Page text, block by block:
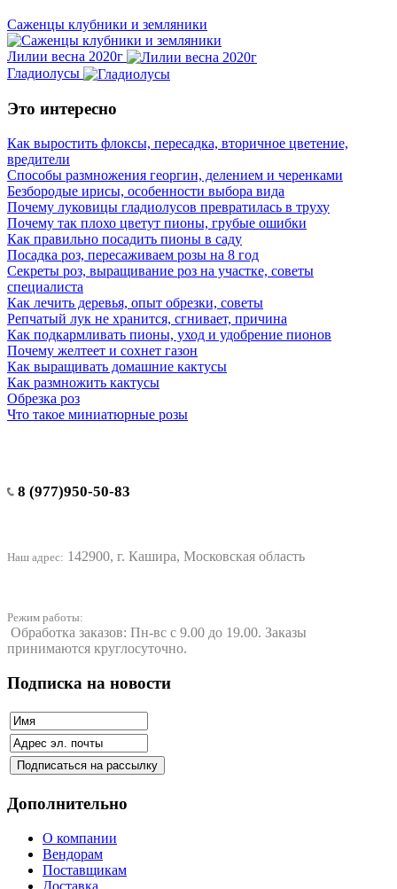
Саженцы клубники и земляники
Лилии весна 2020г
Гладиолусы
Это интересно
Как выростить флоксы, пересадка, вторичное цветение,
вредители
Способы размножения георгин, делением и черенками
Безбородые ирисы, особенности выбора вида
Почему луковицы гладиолусов превратилась в труху
Почему так плохо цветут пионы, грубые ошибки
Как правильно посадить пионы в саду
Посадка роз, пересаживаем розы на 8 год
Секреты роз, выращивание роз на участке, советы
специалиста
Как лечить деревья, опыт обрезки, советы
Репчатый лук не хранится, сгнивает, причина
Как подкармливать пионы, уход и удобрение пионов
Почему желтеет и сохнет газон
Как выращивать домашние кактусы
Как размножить кактусы
Обрезка роз
Что такое миниатюрные розы
8 (977)950-50-83
Наш адрес: 142900, г. Кашира, Московская область
Режим работы:
Обработка заказов: Пн-вс с 9.00 до 19.00. Заказы
принимаются круглосуточно.
Подписка на новости
Дополнительно
О компании
Вендорам
Поставщикам
Доставка